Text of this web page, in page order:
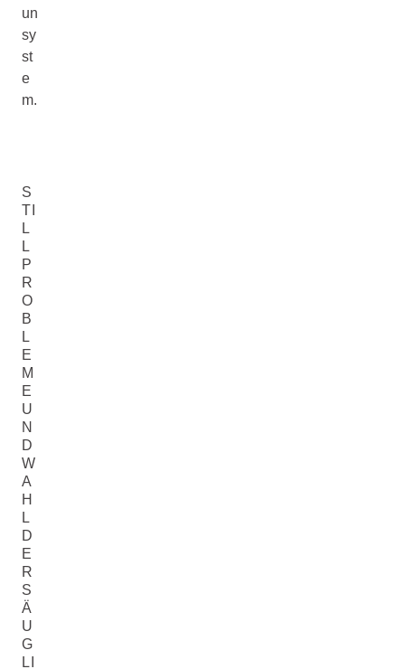
un
sy
st
e
m.
S
TI
L
L
P
R
O
B
L
E
M
E
U
N
D
W
A
H
L
D
E
R
S
Ä
U
G
LI